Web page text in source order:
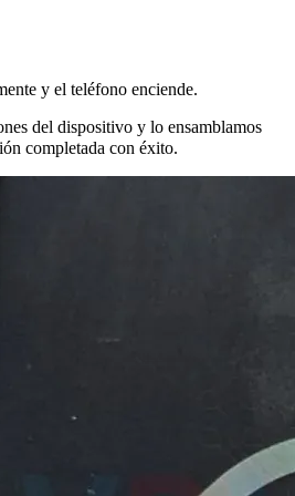
y el teléfono enciende.
del dispositivo y lo ensamblamos
completada con éxito.